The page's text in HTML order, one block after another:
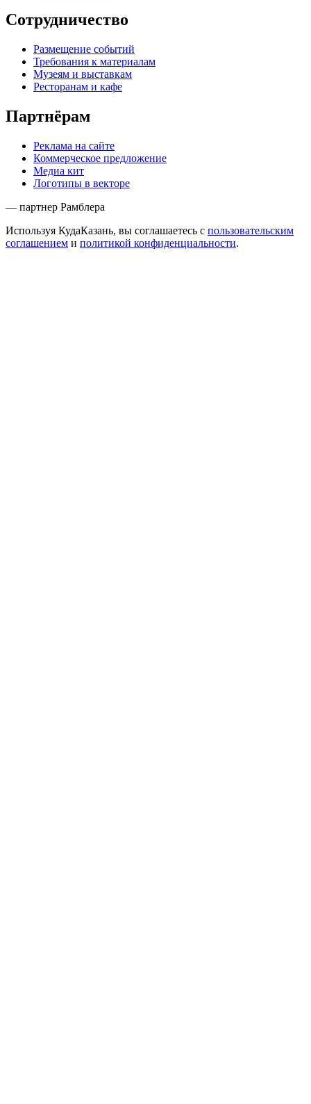
Сотрудничество
Размещение событий
Требования к материалам
Музеям и выставкам
Ресторанам и кафе
Партнёрам
Реклама на сайте
Коммерческое предложение
Медиа кит
Логотипы в векторе
— партнер Рамблера
Используя КудаКазань, вы соглашаетесь с пользовательским
соглашением и политикой конфиденциальности.